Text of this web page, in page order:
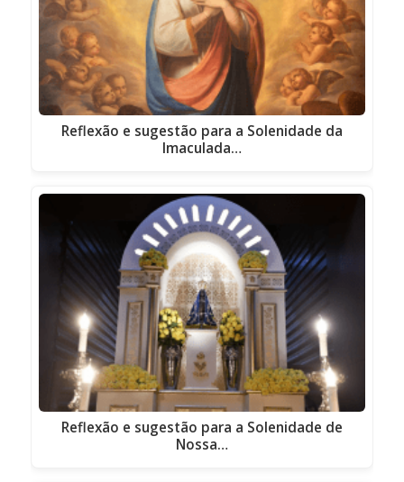
Reflexão e sugestão para a Solenidade da
Imaculada…
Reflexão e sugestão para a Solenidade de
Nossa…